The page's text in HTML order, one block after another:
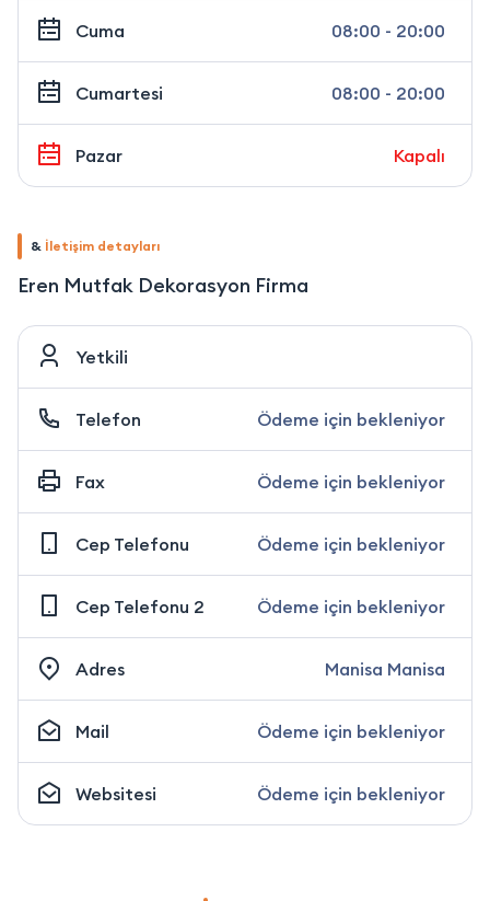
Cuma 08:00 - 20:00
Cumartesi 08:00 - 20:00
Pazar Kapalı
& İletişim detayları
Eren Mutfak Dekorasyon Firma
Yetkili
Telefon Ödeme için bekleniyor
Fax Ödeme için bekleniyor
Cep Telefonu Ödeme için bekleniyor
Cep Telefonu 2 Ödeme için bekleniyor
Adres Manisa Manisa
Mail Ödeme için bekleniyor
Websitesi Ödeme için bekleniyor